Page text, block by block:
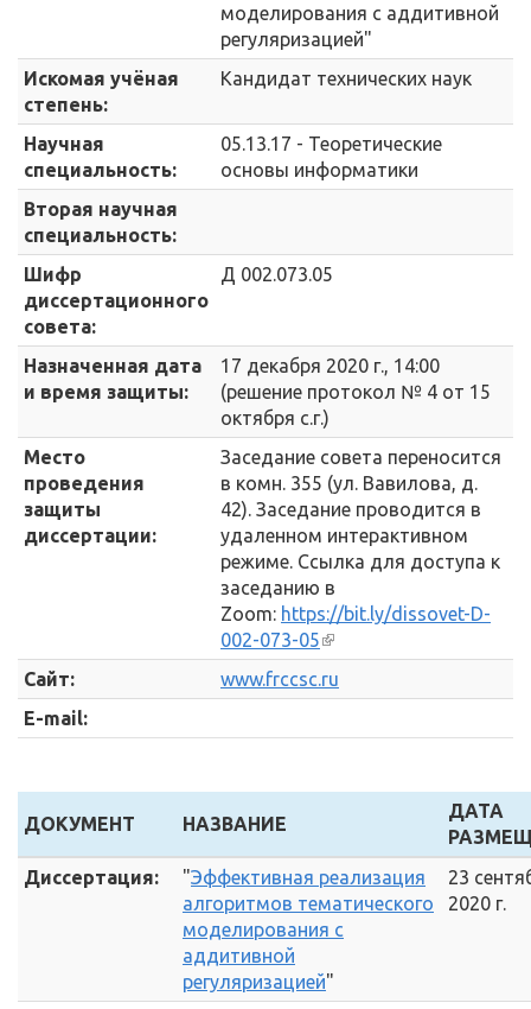
моделирования с аддитивной
регуляризацией"
Искомая учёная
степень:
Кандидат технических наук
Научная
специальность:
05.13.17 - Теоретические
основы информатики
Вторая научная
специальность:
Шифр
диссертационного
совета:
Д 002.073.05
Назначенная дата
и время защиты:
17 декабря 2020 г., 14:00
(решение протокол № 4 от 15
октября с.г.)
Место
проведения
защиты
диссертации:
Заседание совета переносится
в комн. 355 (ул. Вавилова, д.
42). Заседание проводится в
удаленном интерактивном
режиме. Ссылка для доступа к
заседанию в
Zoom: https://bit.ly/dissovet-D-
002-073-05(внешняя ссылка)
Сайт:
www.frccsc.ru
E-mail:
ДОКУМЕНТ НАЗВАНИЕ
ДАТА
Диссертация:
"Эффективная реализация
алгоритмов тематического
моделирования с
аддитивной
регуляризацией"
23
2020 г.